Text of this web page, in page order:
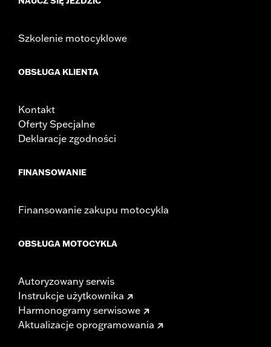
Szkolenie motocyklowe
OBSŁUGA KLIENTA
Kontakt
Oferty Specjalne
Deklaracje zgodności
FINANSOWANIE
Finansowanie zakupu motocykla
OBSŁUGA MOTOCYKLA
Autoryzowany serwis
Instrukcje użytkownika
Harmonogramy serwisowe
Aktualizacje oprogramowania